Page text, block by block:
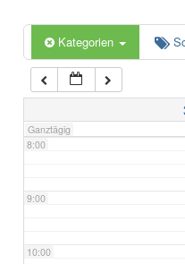
Kategorien
Ganztägig
6:00
7:00
8:00
9:00
10:00